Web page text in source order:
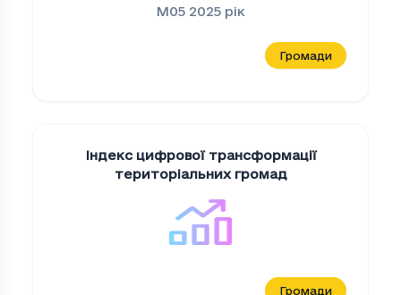
M05 2025 рік
Громади
Індекс цифрової трансформації
територіальних громад
Громади